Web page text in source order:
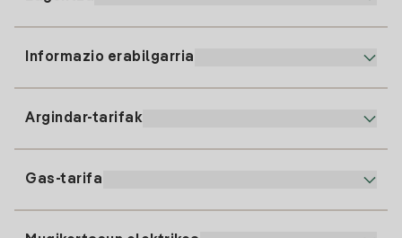
91 919 52 73
clientes@tuiberdrola.es
Informazio erabilgarria
Argindar-tarifak
Gas-tarifa